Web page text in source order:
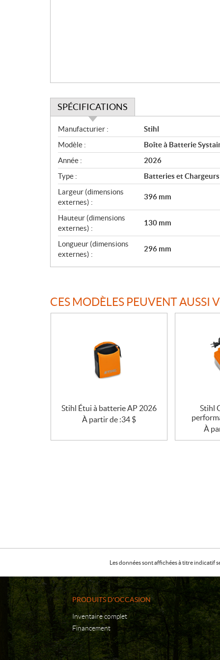
SPÉCIFICATIONS
S
p
é
c
i
f
i
c
a
t
i
o
n
s
Manufacturier :
Stihl
Modèle :
Boîte à Batterie
Année :
2026
Type :
Batteries et Chargeurs
Largeur (dimensions
externes) :
396 mm
Hauteur (dimensions
externes) :
130 mm
Longueur (dimensions
externes) :
296 mm
CES MODÈLES PEUVENT AUSSI
Stihl Étui à batterie AP 2026
À partir de :34 $
Stihl
À
Les données sont affichées à titre indicatif
PRODUITS D'OCCASION
Inventaire complet
Financement